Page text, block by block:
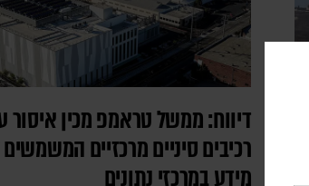
דיווח: ממשל טראמפ מכין איסור
רכיבים סיניים מרכזיים
מידע במרכזי נתונים